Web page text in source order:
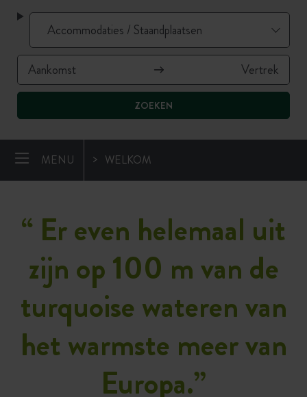
ZOEKEN
MENU WELKOM
“ Er even helemaal uit
zijn op 100 m van de
turquoise wateren van
het warmste meer van
Europa.”